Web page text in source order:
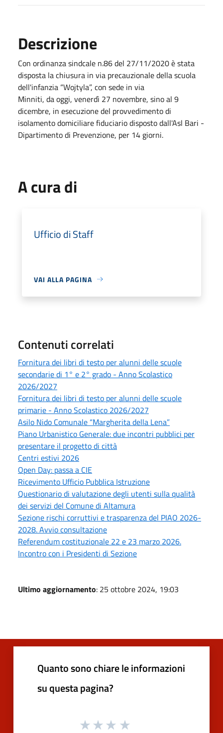
Descrizione
Con ordinanza sindcale n.86del 27/11/2020 è stata
disposta la chiusura in via precauzionaledellascuola
dell'infanzia “Wojtyla”, con sede in via
Minniti, daoggi, venerdì 27 novembre, sino al 9
dicembre, in esecuzione del provvedimento di
isolamento domiciliare fiduciario disposto dall'Asl Bari -
Dipartimento di Prevenzione, per 14 giorni.
A cura di
Ufficio di Staff
VAI ALLA PAGINA
Contenuti correlati
Fornitura dei libri di testo per alunni delle scuole
secondarie di 1° e 2° grado - Anno Scolastico
2026/2027
Fornitura dei libri di testo per alunni delle scuole
primarie - Anno Scolastico 2026/2027
Asilo Nido Comunale “Margherita della Lena”
Piano Urbanistico Generale: due incontri pubblici per
presentare il progetto di città
Centri estivi 2026
Open Day: passa a CIE
Ricevimento Ufficio Pubblica Istruzione
Questionario di valutazione degli utenti sulla qualità
dei servizi del Comune di Altamura
Sezione rischi corruttivi e trasparenza del PIAO 2026-
2028. Avvio consultazione
Referendum costituzionale 22 e 23 marzo 2026.
Incontro con i Presidenti di Sezione
Ultimo aggiornamento: 25 ottobre 2024, 19:03
Quanto sono chiare le informazioni
su questa pagina?